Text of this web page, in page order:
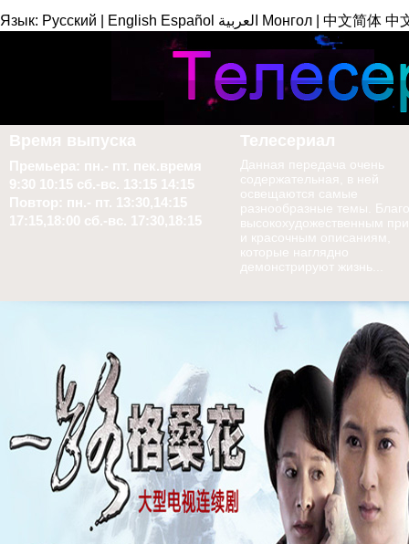
Язык: Русский English Español العربية Монгол 中文简体 中
Время выпуска
Премьера: пн.- пт. пек.время
9:30 10:15 сб.-вс. 13:15 14:15
Повтор: пн.- пт. 13:30,14:15
17:15,18:00 сб.-вс. 17:30,18:15
Телесериал
Данная передача очень
содержательная, в ней
освещаются самые
разнообразные темы.
высокохудожественным
и красочным описаниям,
которые наглядно
демонстрируют жизнь...